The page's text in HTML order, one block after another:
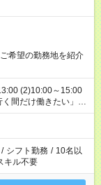
希望の勤務地を紹介
前中は働いて、午後
希望を教えてくださ
で週40時間を超える
/ シフト勤務 / 10名以
キル不要